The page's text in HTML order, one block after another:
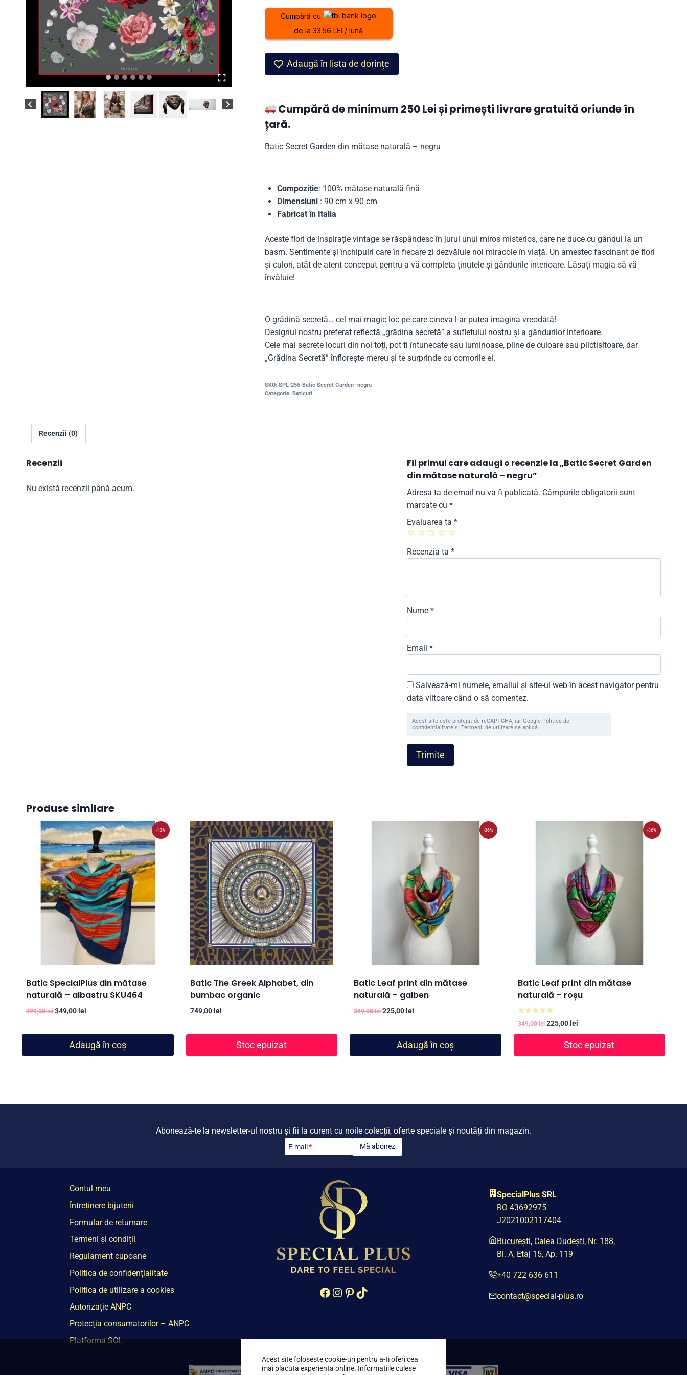
Garden
–
negru
Cumpără cu
de la 33.56 LEI / lună
Adaugă în lista de dorințe
Cumpără de minimum 250 Lei și primești livrare gratuită oriunde în
țară.
Batic Secret Garden din mătase naturală – negru
Compoziție: 100% mătase naturală fină
Dimensiuni: 90 cm x 90 cm
Fabricat în Italia
Aceste flori de inspirație vintage se răspândesc în jurul unui miros misterios, care ne duce cu gândul la un
basm. Sentimente și închipuiri care în fiecare zi dezvăluie noi miracole în viață. Un amestec fascinant de flori
și culori, atât de atent conceput pentru a vă completa ținutele și gândurile interioare. Lăsați magia să vă
învăluie!
O grădină secretă… cel mai magic loc pe care cineva l-ar putea imagina vreodată!
Designul nostru preferat reflectă „grădina secretă” a sufletului nostru și a gândurilor interioare.
Cele mai secrete locuri din noi toți, pot fi întunecate sau luminoase, pline de culoare sau plictisitoare, dar
„Grădina Secretă” înflorește mereu și te surprinde cu comorile ei.
SKU: SPL-256-Batic Secret Garden–negru
Categorie: Baticuri
Recenzii (0)
Recenzii
Nu există recenzii până acum.
Fii primul care adaugi o recenzie la „Batic Secret Garden
din mătase naturală – negru”
Adresa ta de email nu va fi publicată. Câmpurile obligatorii sunt
marcate cu*
Evaluarea ta*
Recenzia ta*
Nume*
Email*
Salvează-mi numele, emailul și site-ul web în acest navigator pentru
data viitoare când o să comentez.
Acest site este protejat de reCAPTCHA, iar Google Politica de
confidențialitate și Termenii de utilizare se aplică.
Produse similare
-13%
Batic SpecialPlus din mătase
naturală – albastru SKU464
399,00lei Prețul
349,00 lei
349,00 lei.
Adaugă în coș
Batic The Greek Alphabet, din
bumbac organic
749,00 lei
Stoc epuizat
-36%
Batic Leaf print din mătase
naturală – galben
349,00lei Prețul
225,00 lei
225,00 lei.
Adaugă în coș
-36%
Batic Leaf print din mătase
naturală – roșu
Evaluat la
5.00
din 5
349,00lei Prețul
inițial
fost:
225,00leiPrețul
curent
este:
225,00 lei.
Stoc epuizat
Abonează-te la newsletter-ul nostru și fii la curent cu noile colecții, oferte speciale și noutăți din magazin.
E-mail * Mă abonez
Contul meu
Întreținere bijuterii
Formular de returnare
Termeni și condiții
Regulament cupoane
Politica de confidențialitate
Politica de utilizare a cookies
Autorizație ANPC
Protecția consumatorilor – ANPC
Platforma SOL
Facebook
Instagram
Pinterest
TikTok
SpecialPlus SRL
RO 43692975
J2021002117404
București, Calea Dudești, Nr. 188,
Bl. A, Etaj 15, Ap. 119
+40 722 636 611
contact@special-plus.ro
Acest site foloseste cookie-uri pentru a-ti oferi cea
mai placuta experienta online. Informatiile culese